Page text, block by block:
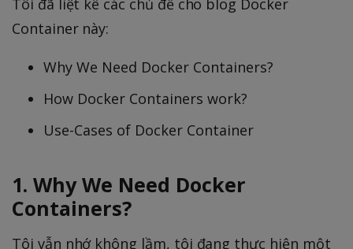
Tôi đã liệt kê các chủ đề cho blog Docker
Container này:
Why We Need Docker Containers?
How Docker Containers work?
Use-Cases of Docker Container
1. Why We Need Docker
Containers?
Tôi vẫn nhớ không lầm, tôi đang thực hiện một